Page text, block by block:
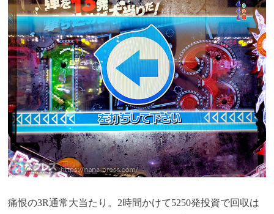
痛恨の3R通常大当たり。2時間かけて5250発投資で回収は